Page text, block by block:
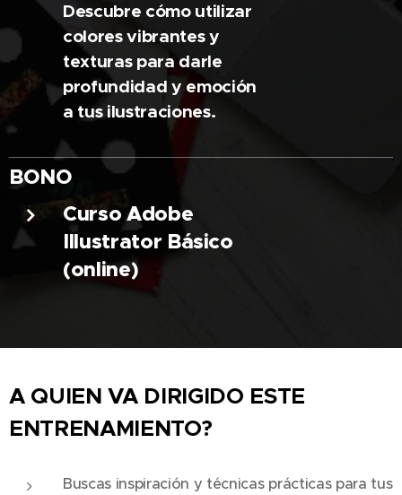
Descubre cómo utilizar
colores vibrantes y
texturas para darle
profundidad y emoción
a tus ilustraciones.
BONO
Curso Adobe
Illustrator Básico
(online)
A QUIEN VA DIRIGIDO ESTE
ENTRENAMIENTO?
Buscas inspiración y técnicas prácticas para tus